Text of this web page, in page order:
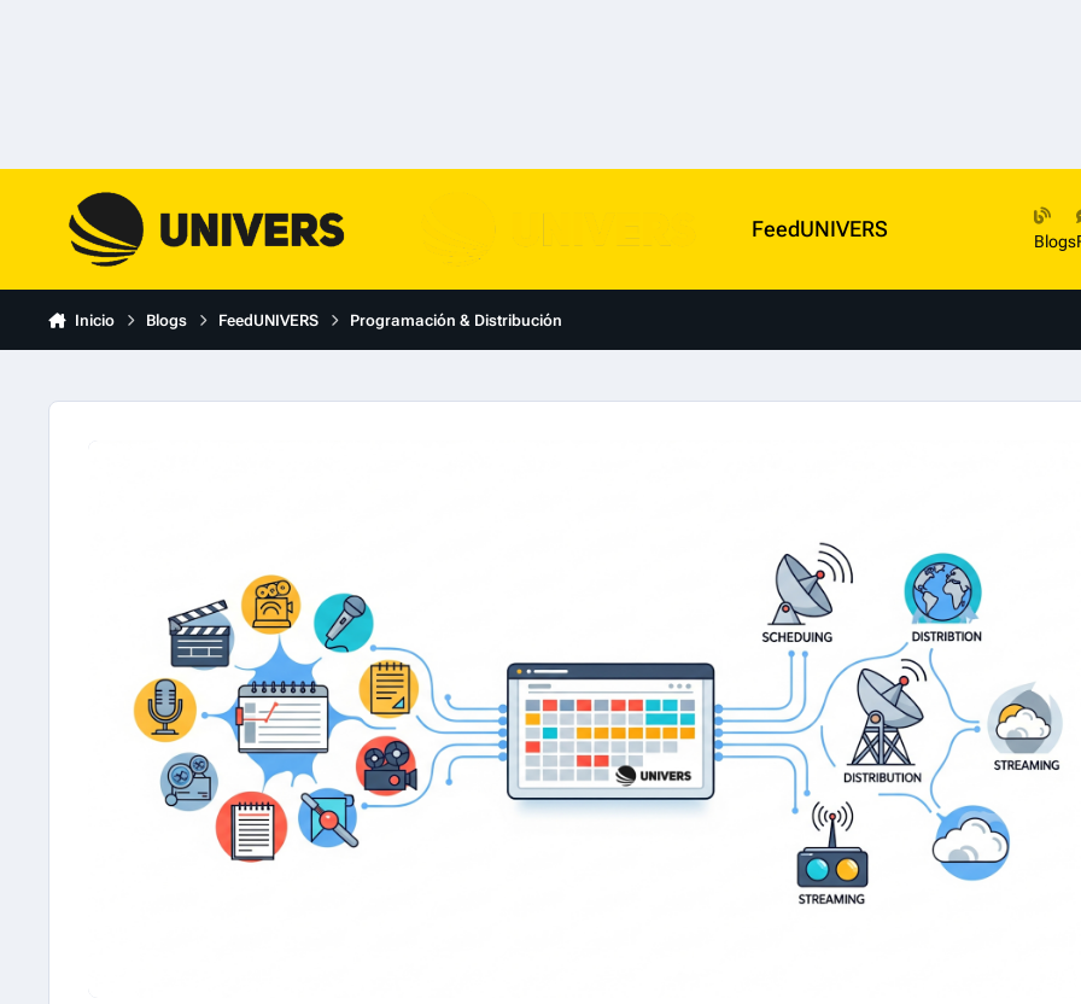
FeedUNIVERS Blogs
Inicio Blogs FeedUNIVERS Programación & Distribución